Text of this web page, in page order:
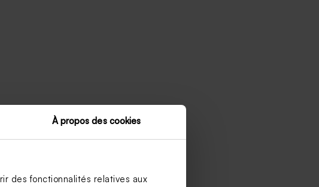
À propos des cookies
des fonctionnalités relatives aux